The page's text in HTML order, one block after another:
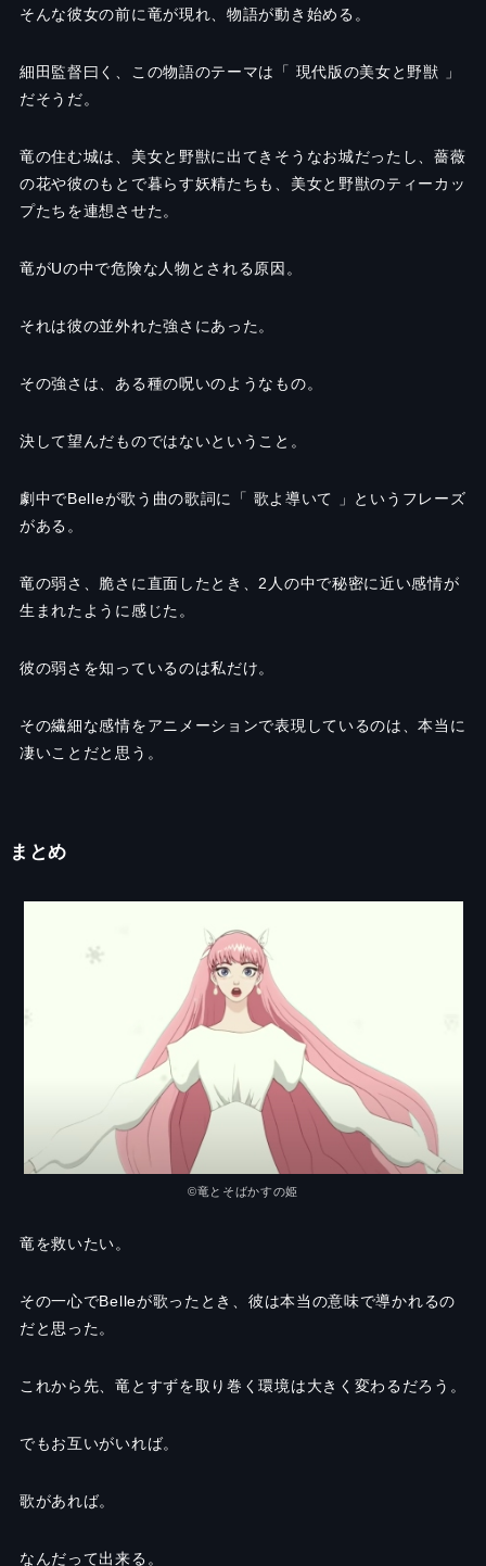
そんな彼女の前に竜が現れ、物語が動き始める。
細田監督曰く、この物語のテーマは「 現代版の美女と野獣 」
だそうだ。
竜の住む城は、美女と野獣に出てきそうなお城だったし、薔薇
の花や彼のもとで暮らす妖精たちも、美女と野獣のティーカッ
プたちを連想させた。
竜がUの中で危険な人物とされる原因。
それは彼の並外れた強さにあった。
その強さは、ある種の呪いのようなもの。
決して望んだものではないということ。
劇中でBelleが歌う曲の歌詞に「 歌よ導いて 」というフレーズ
がある。
竜の弱さ、脆さに直面したとき、2人の中で秘密に近い感情が
生まれたように感じた。
彼の弱さを知っているのは私だけ。
その繊細な感情をアニメーションで表現しているのは、本当に
凄いことだと思う。
まとめ
©竜とそばかすの姫
竜を救いたい。
その一心でBelleが歌ったとき、彼は本当の意味で導かれるの
だと思った。
これから先、竜とすずを取り巻く環境は大きく変わるだろう。
でもお互いがいれば。
歌があれば。
なんだって出来る。